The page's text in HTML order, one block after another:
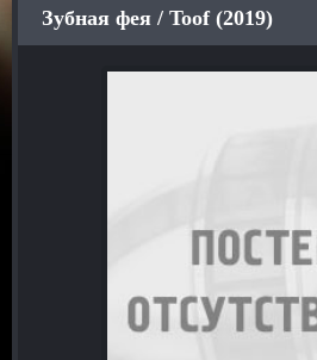
Зубная фея / Toof (2019)